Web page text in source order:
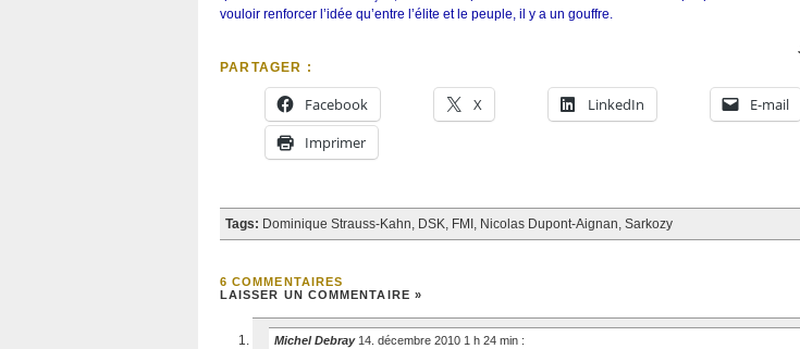
vouloir renforcer l’idée qu’entre l’élite et le peuple, il y a un gouffre.
PARTAGER :
Facebook X LinkedIn
E-mail
Imprimer
Tags: Dominique Strauss-Kahn, DSK, FMI , Nicolas Dupont-Aignan, Sarkozy
6 COMMENTAIRES
LAISSER UN COMMENTAIRE »
Michel Debray 14. décembre 2010 1 h 24 min :